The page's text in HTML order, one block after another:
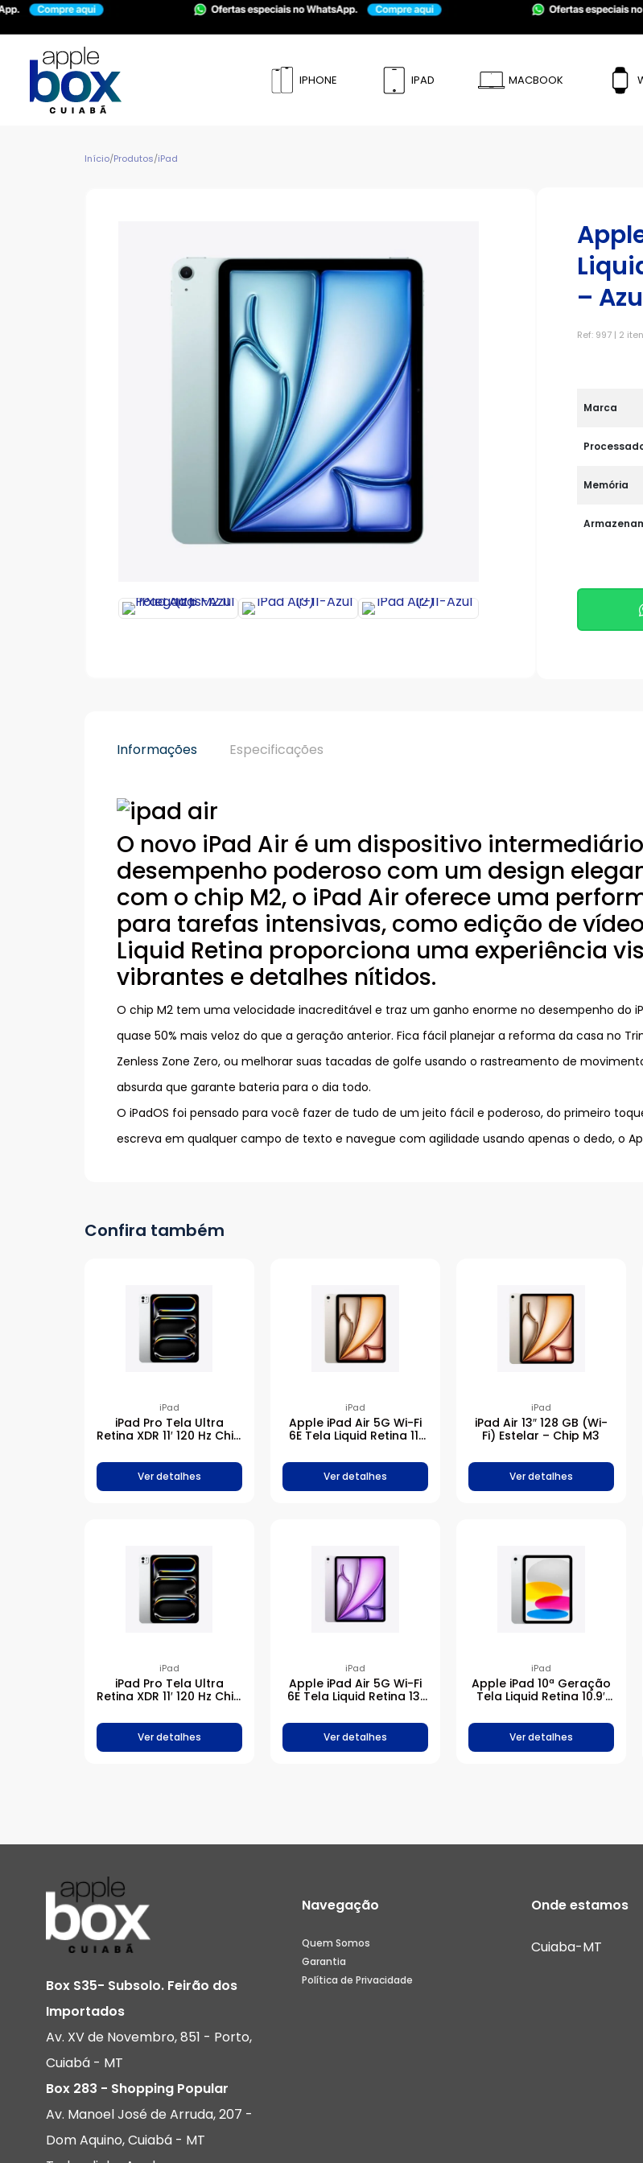
IPHONE IPAD MACBOOK
Início/Produtos/iPad
–
Ref: 997 | 2
Marca
Memória
Informações Especificações
O novo iPad Air é um dispositivo
desempenho poderoso com um design
com o chip M2, o iPad Air oferece uma
para tarefas intensivas, como edição de
Liquid Retina proporciona uma experiência
vibrantes e detalhes nítidos.
O chip M2 tem uma velocidade inacreditável e traz um ganho enorme no desempenho do
quase 50% mais veloz do que a geração anterior. Fica fácil planejar a reforma da casa no
Zenless Zone Zero, ou melhorar suas tacadas de golfe usando o rastreamento de
absurda que garante bateria para o dia todo.
O iPadOS foi pensado para você fazer de tudo de um jeito fácil e poderoso, do primeiro
escreva em qualquer campo de texto e navegue com agilidade usando apenas o dedo, o
Confira também
iPad
iPad Pro Tela Ultra
Retina XDR 11′ 120 Hz Chip
Ver detalhes
iPad
Apple iPad Air 5G Wi-Fi
6E Tela Liquid Retina 11′
Ver detalhes
iPad
iPad Air 13″ 128 GB (Wi-
Fi) Estelar – Chip M3
Ver detalhes
iPad
iPad Pro Tela Ultra
Retina XDR 11′ 120 Hz Chip
Ver detalhes
iPad
Apple iPad Air 5G Wi-Fi
6E Tela Liquid Retina 13′
Ver detalhes
iPad
Apple iPad 10ª Geração
Tela Liquid Retina 10.9′
Prateado
Ver detalhes
Box S35- Subsolo. Feirão dos
Importados
Av. XV de Novembro, 851 - Porto,
Cuiabá - MT
Box 283 - Shopping Popular
Av. Manoel José de Arruda, 207 -
Dom Aquino, Cuiabá - MT
Navegação
Quem Somos
Garantia
Política de Privacidade
Onde estamos
Cuiaba-MT